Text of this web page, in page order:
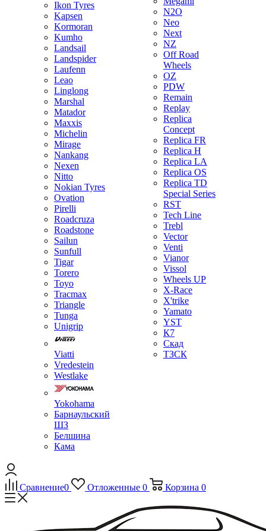
Ikon Tyres
Kapsen
Kormoran
Kumho
Landsail
Landspider
Laufenn
Leao
Linglong
Marshal
Matador
Maxxis
Michelin
Mirage
Nankang
Nexen
Nitto
Nokian Tyres
Ovation
Pirelli
Roadcruza
Roadstone
Sailun
Sunfull
Tigar
Torero
Toyo
Tracmax
Triangle
Tunga
Unigrip
Viatti
Vredestein
Westlake
Yokohama
Барнаульский
ШЗ
Белшина
Кама
N2O
Neo
Next
NZ
Off Road
Wheels
OZ
PDW
Remain
Replay
Replica
Concept
Replica FR
Replica H
Replica LA
Replica OS
Replica TD
Special Series
RST
Tech Line
Trebl
Vector
Venti
Vianor
Vissol
Wheels UP
X-Race
X'trike
Yamato
YST
К7
Скад
ТЗСК
Сравнение0 Отложенные 0 Корзина 0